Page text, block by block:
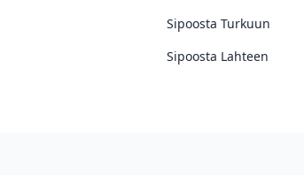
Sipoosta Turkuun
Sipoosta Lahteen